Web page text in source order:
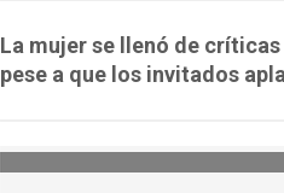
La mujer se llenó de
pese a que los invitados